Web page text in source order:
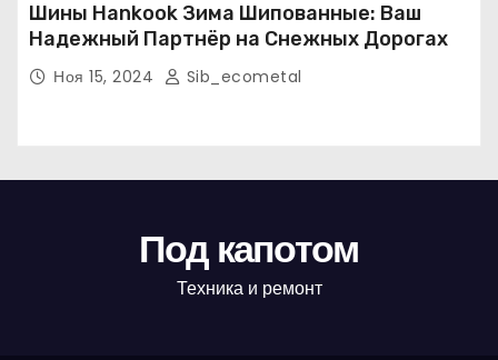
Шины Hankook Зима Шипованные: Ваш
Надежный Партнёр на Снежных Дорогах
Ноя 15, 2024 Sib_ecometal
Под капотом
Техника и ремонт